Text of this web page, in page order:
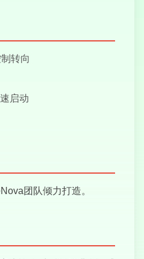
高速公路交通
公路赛车手 2
转向
启动
团队倾力打造。